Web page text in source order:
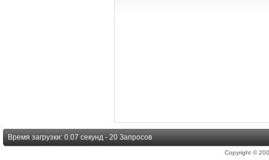
Время загрузки: 0.07 секунд - 20 Запросов
Copyright ©